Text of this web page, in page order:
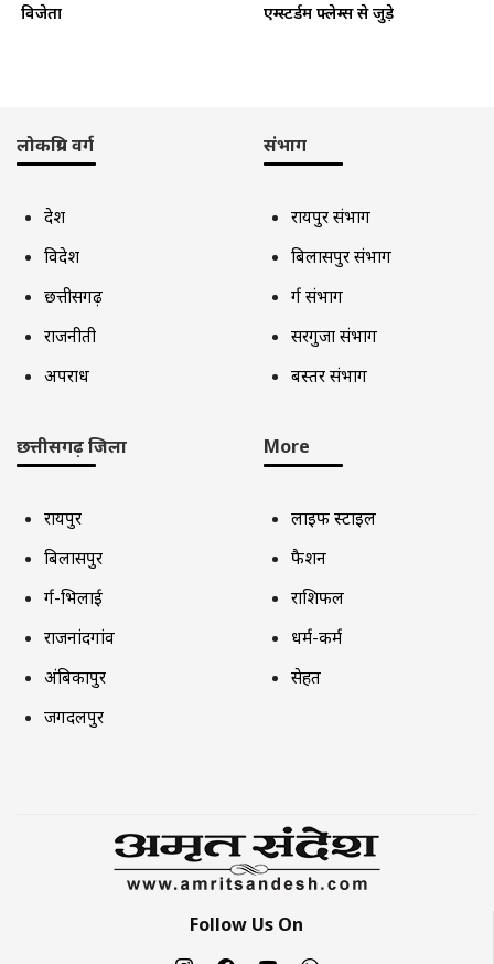
विजेता
एम्स्टर्डम फ्लेम्स से जुड़े
लोकप्रिय वर्ग
देश
विदेश
छत्तीसगढ़
राजनीती
अपराध
संभाग
रायपुर संभाग
बिलासपुर संभाग
दुर्ग संभाग
सरगुजा संभाग
बस्तर संभाग
छत्तीसगढ़ जिला
रायपुर
बिलासपुर
दुर्ग-भिलाई
राजनांदगांव
अंबिकापुर
जगदलपुर
More
लाइफ स्टाइल
फैशन
राशिफल
धर्म-कर्म
सेहत
Follow Us On